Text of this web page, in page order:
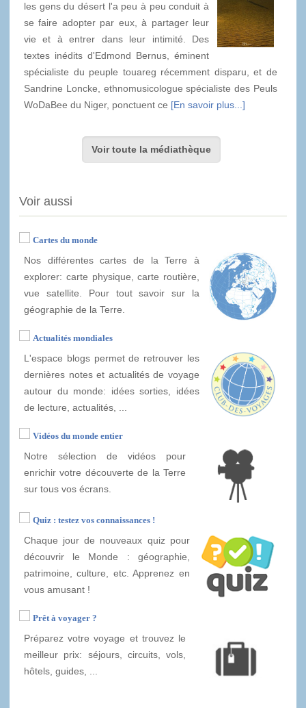
les gens du désert l'a peu à peu conduit à
se faire adopter par eux, à partager leur
vie et à entrer dans leur intimité. Des
textes inédits d'Edmond Bernus, éminent
spécialiste du peuple touareg récemment disparu, et de
Sandrine Loncke, ethnomusicologue spécialiste des Peuls
WoDaBee du Niger, ponctuent ce [En savoir plus...]
Voir toute la médiathèque
Voir aussi
Cartes du monde
Nos différentes cartes de la Terre à
explorer: carte physique, carte routière,
vue satellite. Pour tout savoir sur la
géographie de la Terre.
Actualités mondiales
L'espace blogs permet de retrouver les
dernières notes et actualités de voyage
autour du monde: idées sorties, idées
de lecture, actualités, ...
Vidéos du monde entier
Notre sélection de vidéos pour
enrichir votre découverte de la Terre
sur tous vos écrans.
Quiz : testez vos connaissances !
Chaque jour de nouveaux quiz pour
découvrir le Monde : géographie,
patrimoine, culture, etc. Apprenez en
vous amusant !
Prêt à voyager ?
Préparez votre voyage et trouvez le
meilleur prix: séjours, circuits, vols,
hôtels, guides, ...